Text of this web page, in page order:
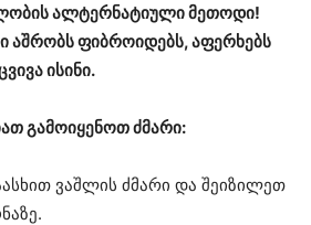
ალტერნატიული მეთოდი!
აშრობს ფიბროიდებს, აფერხებს
ისინი.
გამოიყენოთ ძმარი:
ვაშლის ძმარი და შეიზილეთ